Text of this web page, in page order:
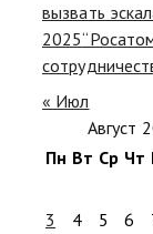
вызвать
2025
« Июл
Август
Пн Вт Ср Чт
3
4 5 6